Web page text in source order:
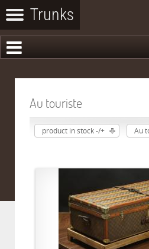
Au touriste
product in stock -/+ Au